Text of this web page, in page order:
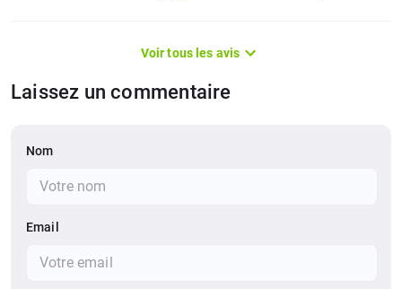
Voir tous les avis
Laissez un commentaire
Nom
Email